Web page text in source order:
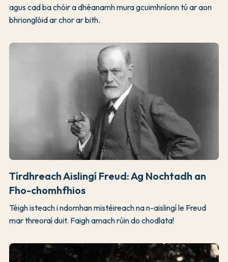
agus cad ba chóir a dhéanamh mura gcuimhníonn tú ar aon
bhrionglóid ar chor ar bith.
Tírdhreach Aislingí Freud: Ag Nochtadh an
Fho-chomhfhios
Téigh isteach i ndomhan mistéireach na n-aislingí le Freud
mar threoraí duit. Faigh amach rúin do chodlata!